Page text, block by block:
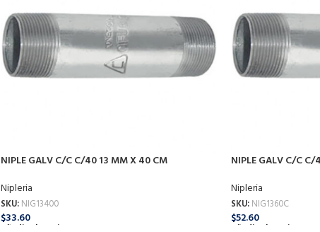
NIPLE GALV C/C C/40 13 MM X 40 CM
Nipleria
SKU: NIG13400
$33.60
Añadir Al Carrito
NIPLE GALV C/C
Nipleria
SKU: NIG1360C
$52.60
Añadir Al Carrito